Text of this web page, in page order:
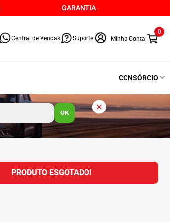
GARANTIA
Central de Vendas Suporte
0
CONSÓRCIO
OK
PRODUTO ESGOTADO!